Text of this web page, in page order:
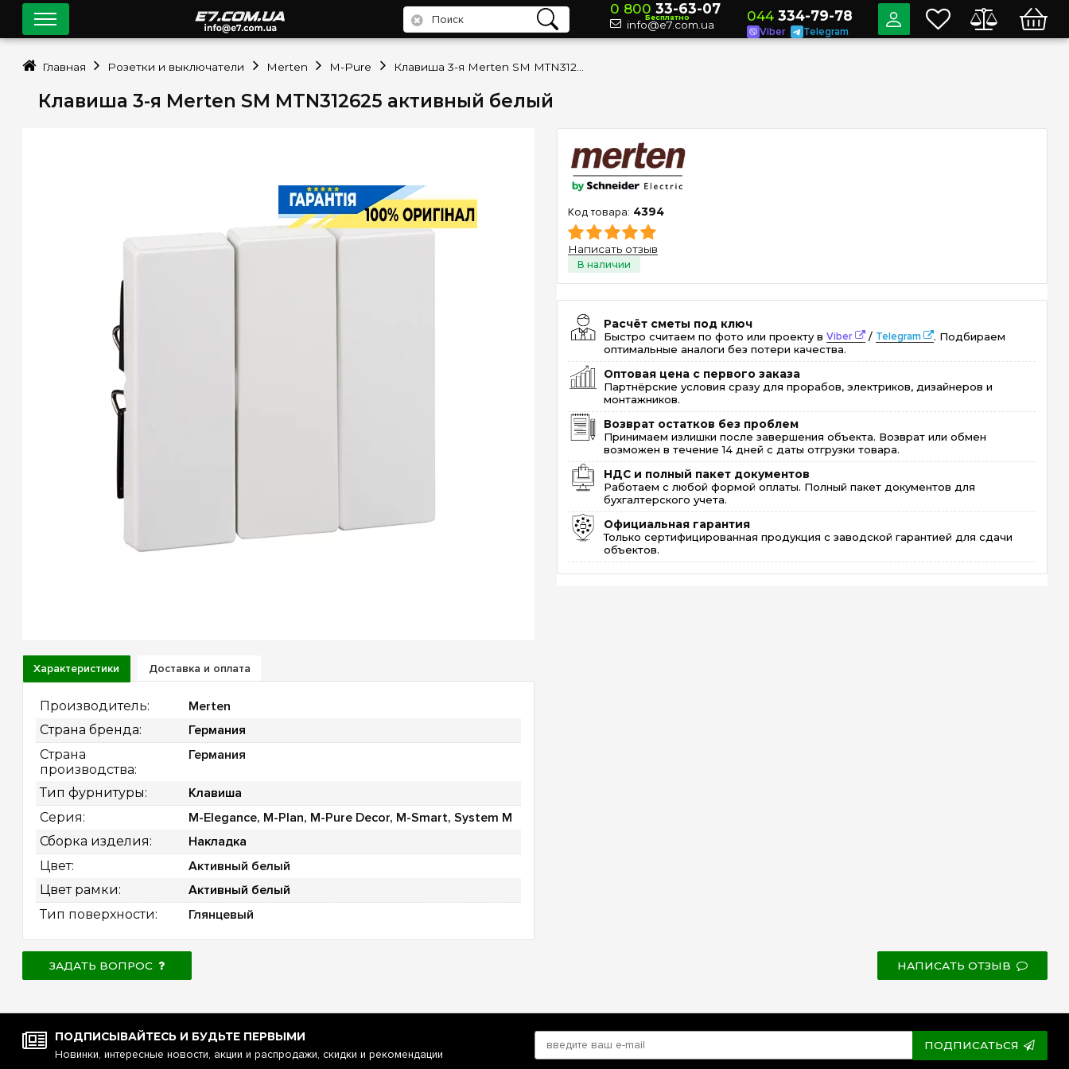
Клавиша 3-я Merten SM MTN312625 активный белый
4394
Написать отзыв
Расчёт сметы под ключ
Быстро считаем по фото или проекту вViber / Telegram
. Подбираем
оптимальные аналоги без потери качества.
Оптовая цена с первого заказа
Партнёрские условия сразу для прорабов, электриков, дизайнеров и
монтажников.
Возврат остатков без проблем
Принимаем излишки после завершения объекта. Возврат или обмен
возможен в течение 14 дней с даты отгрузки товара.
НДС и полный пакет документов
Работаем с любой формой оплаты. Полный пакет документов для
бухгалтерского учета.
Официальная гарантия
Только сертифицированная продукция с заводской гарантией для сдачи
объектов.
Характеристики Доставка и оплата
Производитель: Merten
Страна бренда: Германия
Страна
производства:
Германия
Тип фурнитуры: Клавиша
Серия: M-Elegance, M-Plan, M-Pure Decor, M-Smart, System M
Сборка изделия: Накладка
Цвет: Активный белый
Цвет рамки: Активный белый
Тип поверхности: Глянцевый
ЗАДАТЬ ВОПРОС НАПИСАТЬ ОТЗЫВ
0 800 33-63-07
Бесплатно
info@e7.com.ua
044 334-79-78
Viber Telegram
Главная Розетки и выключатели Merten M-Pure
ПОДПИСЫВАЙТЕСЬ И БУДЬТЕ ПЕРВЫМИ
Новинки, интересные новости, акции и распродажи, скидки и рекомендации
ПОДПИСАТЬСЯ